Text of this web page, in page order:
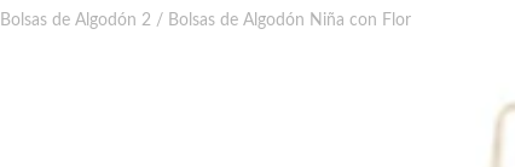
Bolsas de Algodón 2/ Bolsas de Algodón Niña con Flor